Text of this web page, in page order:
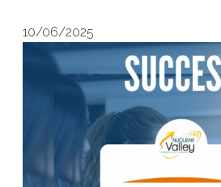
10/06/2025